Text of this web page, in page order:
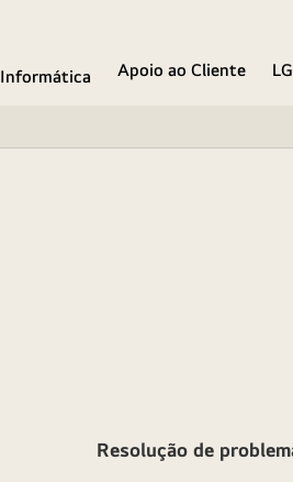
Informática Apoio ao Cliente
Resolução de